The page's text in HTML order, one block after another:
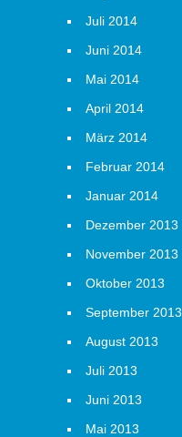
Juli 2014
Juni 2014
Mai 2014
April 2014
März 2014
Februar 2014
Januar 2014
Dezember 2013
November 2013
Oktober 2013
September 2013
August 2013
Juli 2013
Juni 2013
Mai 2013